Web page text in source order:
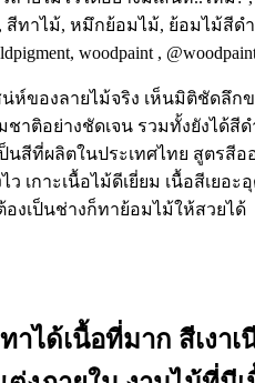
ห์ของลายไม้จริง เห็นมิติชัดลึ
ติอย่างชัดเจน รวมทั้งยังได้สี
ที่ผลิตในประเทศไทย สูตรสีอ
กาะเนื้อไม้ดีเยี่ยม เนื้อสีเยอะ
งเป็นช่างก็ทาย้อมไม้ให้สวยได้
าได้เนื้อที่มาก สีเงาเ